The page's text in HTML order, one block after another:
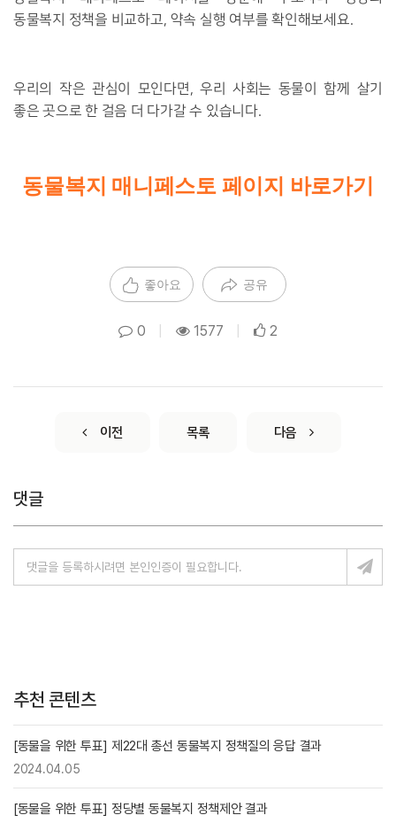
동물복지 정책을 비교하고, 약속 실행 여부를 확인해보세요.
우리의 작은 관심이 모인다면, 우리 사회는 동물이 함께 살기
좋은 곳으로 한 걸음 더 다가갈 수 있습니다.
동물복지 매니페스토 페이지 바로가기
좋아요 공유
0 1577 2
이전 목록 다음
댓글
추천 콘텐츠
[동물을 위한 투표] 제22대 총선 동물복지 정책질의 응답 결과
2024.04.05
[동물을 위한 투표] 정당별 동물복지 정책제안 결과